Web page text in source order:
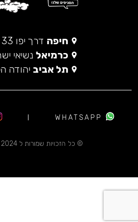
חיפה דרך יפו 33
כרמיאל נשיאי
תל אביב יהודה
© כל הזכויות שמורות ל 2024 GOOSTO
WHATSAPP